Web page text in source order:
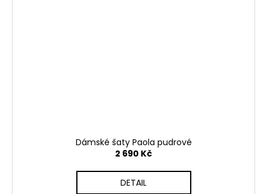
Dámské šaty Paola pudrové
2 690 Kč
DETAIL